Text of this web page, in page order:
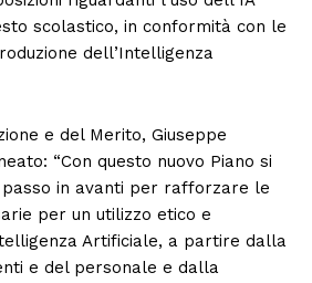
scolastico, in conformità con le
dell’Intelligenza
e del Merito, Giuseppe
“Con questo nuovo Piano si
in avanti per rafforzare le
per un utilizzo etico e
Artificiale, a partire dalla
e del personale e dalla